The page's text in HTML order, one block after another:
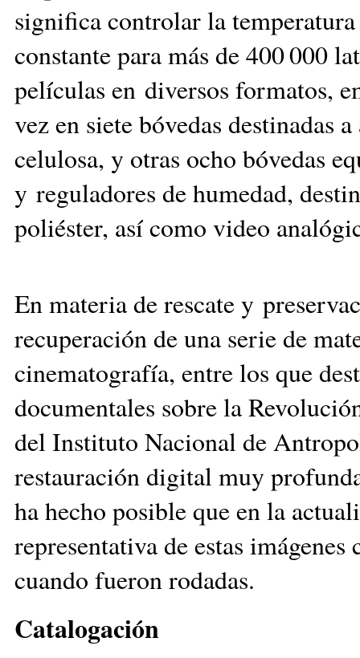
significa controlar la
constante para más de 400 000
películas en diversos formatos,
vez en siete bóvedas destinadas
celulosa, y otras ocho bóvedas
y reguladores de humedad,
poliéster, así como video
En materia de rescate y
recuperación de una serie de
cinematografía, entre los que
documentales sobre la
del Instituto Nacional de
restauración digital muy
ha hecho posible que en la
representativa de estas
cuando fueron rodadas.
Catalogación